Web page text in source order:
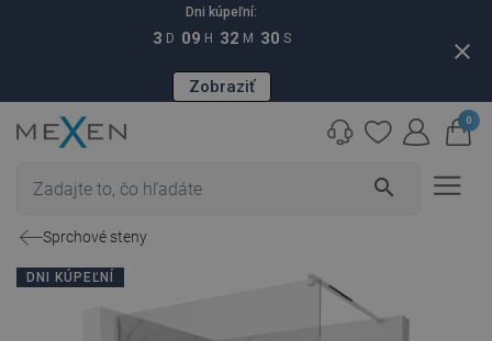
Dni kúpeľní:
3 D 09 H 32 M 29 S
Zobraziť
close
search
0
Sprchové steny
DNI KÚPEĽNÍ